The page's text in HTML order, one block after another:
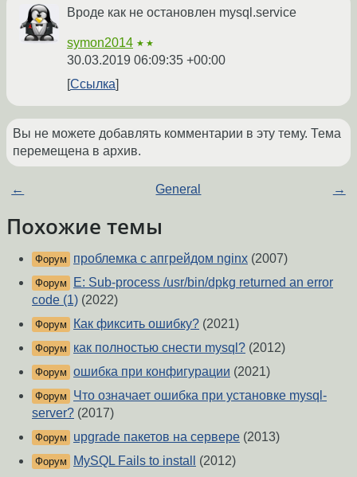
Вроде как не остановлен mysql.service
symon2014 ★★
30.03.2019 06:09:35 +00:00
Ссылка
Вы не можете добавлять комментарии в эту тему. Тема
перемещена в архив.
← General →
Похожие темы
Форум проблемка с апгрейдом nginx (2007)
Форум
E: Sub-process /usr/bin/dpkg returned an error
code (1) (2022)
Форум Как фиксить ошибку? (2021)
Форум как полностью снести mysql? (2012)
Форум ошибка при конфигурации (2021)
Форум
Что означает ошибка при установке mysql-
server? (2017)
Форум upgrade пакетов на сервере (2013)
Форум MySQL Fails to install (2012)